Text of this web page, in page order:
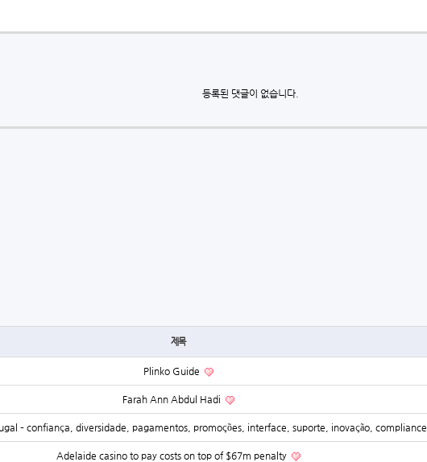
등록된 댓글이 없습니다.
제목
Plinko Guide
Farah Ann Abdul Hadi
– confiança, diversidade, pagamentos, promoções, interface, suporte, inovação, compliance
Adelaide casino to pay costs on top of $67m penalty